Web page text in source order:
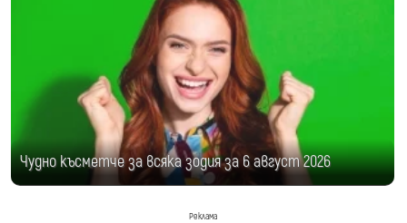
Чудно късметче за всяка зодия за 6 август 2026
Реклама